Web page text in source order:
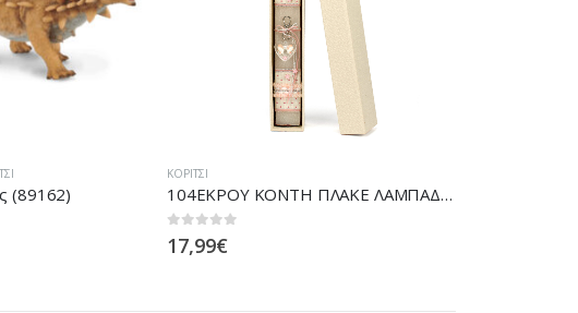
(89162)
ΚΟΡΊΤΣΙ
104ΕΚΡΟΥ ΚΟΝΤΗ ΠΛΑΚΕ ΛΑΜΠΑΔΑ ΜΠΡΕΛΟΚ ΚΑΡΔΙΑ
0out of 5
17,99€